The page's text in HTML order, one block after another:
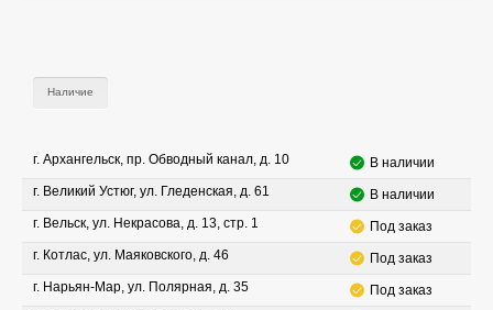
Наличие
г. Архангельск, пр. Обводный канал, д. 10
В наличии
г. Великий Устюг, ул. Гледенская, д. 61
В наличии
г. Вельск, ул. Некрасова, д. 13, стр. 1
Под заказ
г. Котлас, ул. Маяковского, д. 46
Под заказ
г. Нарьян-Мар, ул. Полярная, д. 35
Под заказ